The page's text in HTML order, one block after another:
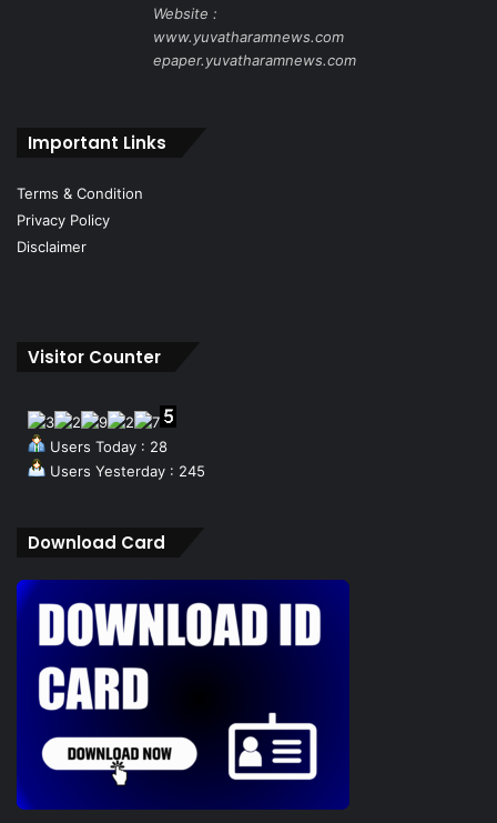
Website :
www.yuvatharamnews.com
epaper.yuvatharamnews.com
Important Links
Terms & Condition
Privacy Policy
Disclaimer
Visitor Counter
Users Today : 28
Users Yesterday : 245
Download Card